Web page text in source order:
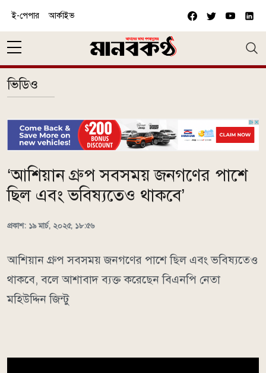
ই-পেপার আর্কাইভ
ভিডিও
‘আশিয়ান গ্রুপ সবসময় জনগণের পাশে
ছিল এবং ভবিষ্যতেও থাকবে’
প্রকাশ: ১৯ মার্চ, ২০২৫, ১৮:৫৬
আশিয়ান গ্রুপ সবসময় জনগণের পাশে ছিল এবং ভবিষ্যতেও
থাকবে, বলে আশাবাদ ব্যক্ত করেছেন বিএনপি নেতা
মহিউদ্দিন জিন্টু